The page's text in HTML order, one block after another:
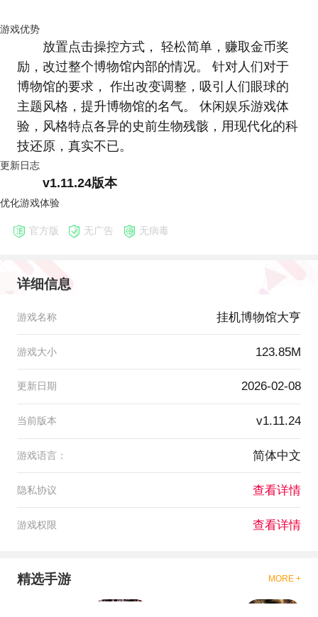
游戏优势
放置点击操控方式， 轻松简单，赚取金币奖
励，改过整个博物馆内部的情况。 针对人们对于
博物馆的要求， 作出改变调整，吸引人们眼球的
主题风格，提升博物馆的名气。 休闲娱乐游戏体
验，风格特点各异的史前生物残骸，用现代化的科
技还原，真实不已。
更新日志
v1.11.24版本
优化游戏体验
官方版 无广告 无病毒
详细信息
游戏名称 挂机博物馆大亨
游戏大小 123.85M
更新日期 2026-02-08
当前版本 v1.11.24
游戏语言： 简体中文
隐私协议 查看详情
游戏权限 查看详情
精选手游 MORE +